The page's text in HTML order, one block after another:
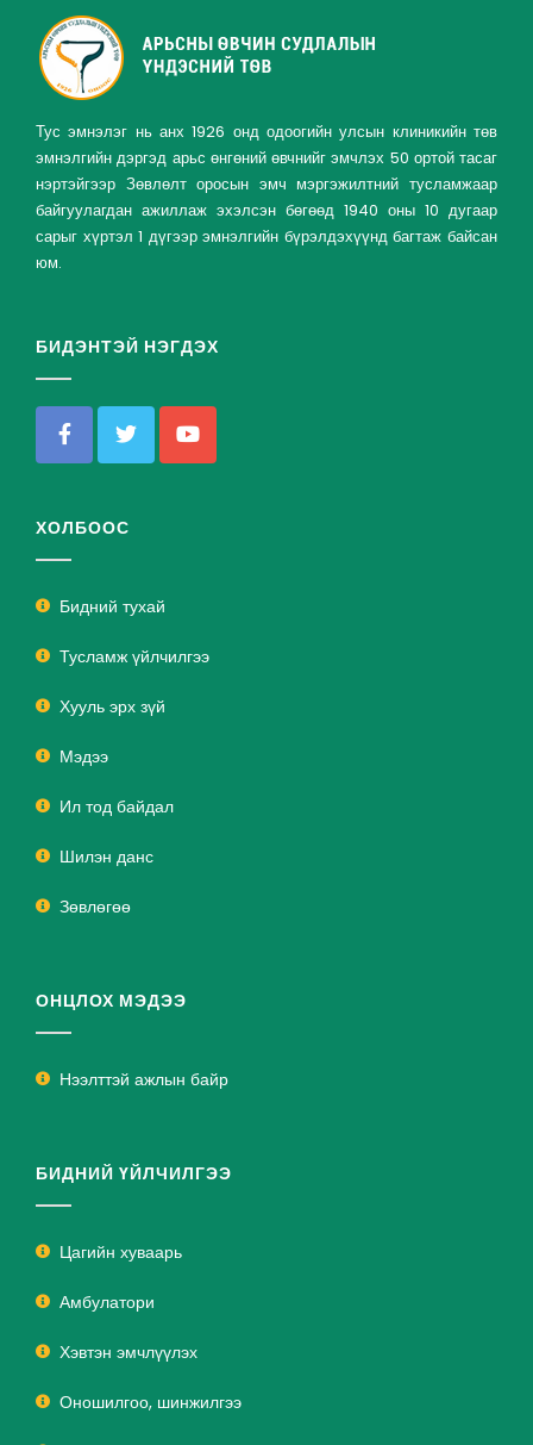
Тус эмнэлэг нь анх 1926 онд одоогийн улсын клиникийн төв
эмнэлгийн дэргэд арьс өнгөний өвчнийг эмчлэх 50 ортой тасаг
нэртэйгээр Зөвлөлт оросын эмч мэргэжилтний тусламжаар
байгуулагдан ажиллаж эхэлсэн бөгөөд 1940 оны 10 дугаар
сарыг хүртэл 1 дүгээр эмнэлгийн бүрэлдэхүүнд багтаж байсан
юм.
БИДЭНТЭЙ НЭГДЭХ
ХОЛБООС
Бидний тухай
Тусламж үйлчилгээ
Хууль эрх зүй
Мэдээ
Ил тод байдал
Шилэн данс
Зөвлөгөө
ОНЦЛОХ МЭДЭЭ
Нээлттэй ажлын байр
БИДНИЙ ҮЙЛЧИЛГЭЭ
Цагийн хуваарь
Амбулатори
Хэвтэн эмчлүүлэх
Оношилгоо, шинжилгээ